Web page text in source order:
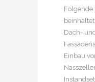
Folgende
Dach-
Einbau